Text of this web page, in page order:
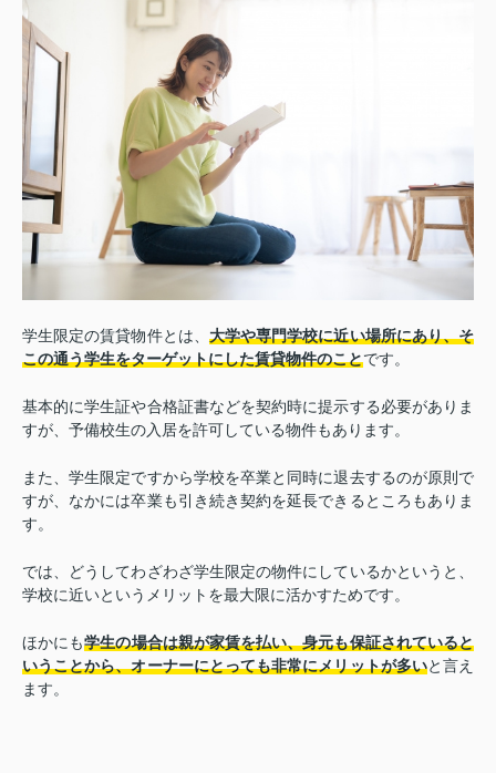
学生限定の賃貸物件とは、 大学や専門学校に近い場所にあり、そ
この通う学生をターゲットにした賃貸物件のことです。
基本的に学生証や合格証書などを契約時に提示する必要がありま
すが、予備校生の入居を許可している物件もあります。
また、学生限定ですから学校を卒業と同時に退去するのが原則で
すが、なかには卒業も引き続き契約を延長できるところもありま
す。
では、どうしてわざわざ学生限定の物件にしているかというと、
学校に近いというメリットを最大限に活かすためです。
ほかにも学生の場合は親が家賃を払い、身元も保証されていると
いうことから、オーナーにとっても非常にメリットが多いと言え
ます。